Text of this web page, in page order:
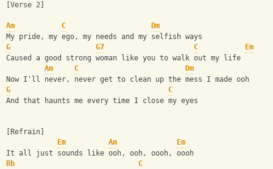
[Verse 2]
Am C
Dm
My pride, my ego, my needs and my selfish ways
G
G7 C
Em
Caused a good strong woman like you to walk out my life
Am
C
Dm
Now I'll never, never get to clean up the mess I made ooh
G
C
And that haunts me every time I close my eyes
[Refrain]
Em
Am
Em
It all just sounds like ooh, ooh, oooh, oooh
Bb
C